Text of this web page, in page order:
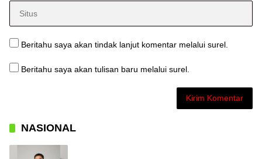
Beritahu saya akan tindak lanjut komentar melalui surel.
Beritahu saya akan tulisan baru melalui surel.
NASIONAL